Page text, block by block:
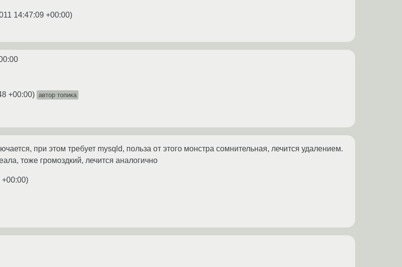
14:47:09 +00:00)
+00:00) автор топика
при этом требует mysqld, польза от этого монстра сомнительная, лечится удалением.
тоже громоздкий, лечится аналогично
+00:00)